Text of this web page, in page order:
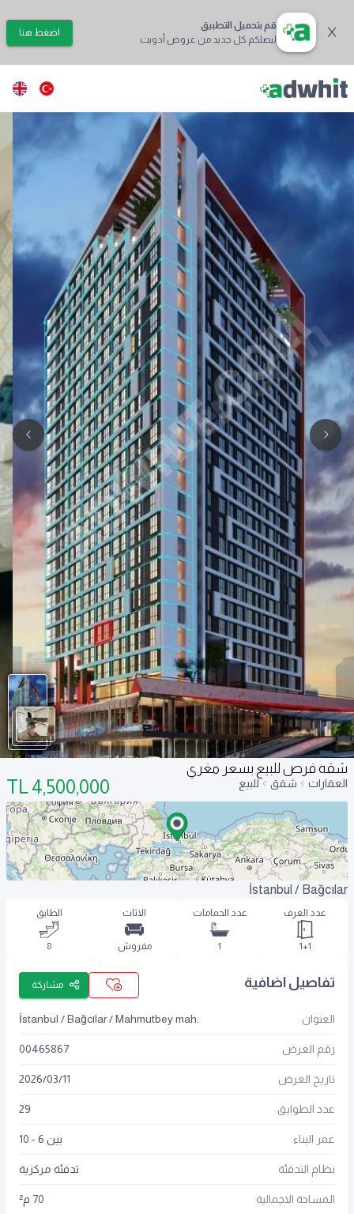
قم بتحميل التطبيق
ليصلكم كل جديد من عروض أدويت
اضغط هنا
شقه فرص للبيع بسعر مغري
العقارات شقق للبيع 4,500,000
TL
İstanbul / Bağcılar
عدد الغرف
1+1
عدد الحمامات
1
الاثاث
مفروش
الطابق
8
تفاصيل اضافية مشاركة
العنوان İstanbul / Bağcılar / Mahmutbey mah.
رقم العرض 00465867
تاريخ العرض 2026/03/11
عدد الطوابق 29
عمر البناء بين 6 - 10
نظام التدفئة تدفئة مركزية
المساحة الاجمالية 70 م²